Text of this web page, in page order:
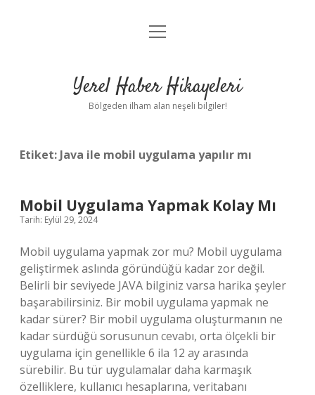
Anasayfa
Yasal Uyarı
menüyü
Yerel Haber Hikayeleri
Bölgeden ilham alan neşeli bilgiler!
Etiket: Java ile mobil uygulama yapılır mı
Mobil Uygulama Yapmak Kolay Mı
Tarih: Eylül 29, 2024
Mobil uygulama yapmak zor mu? Mobil uygulama
geliştirmek aslında göründüğü kadar zor değil.
Belirli bir seviyede JAVA bilginiz varsa harika şeyler
başarabilirsiniz. Bir mobil uygulama yapmak ne
kadar sürer? Bir mobil uygulama oluşturmanın ne
kadar sürdüğü sorusunun cevabı, orta ölçekli bir
uygulama için genellikle 6 ila 12 ay arasında
sürebilir. Bu tür uygulamalar daha karmaşık
özelliklere, kullanıcı hesaplarına, veritabanı